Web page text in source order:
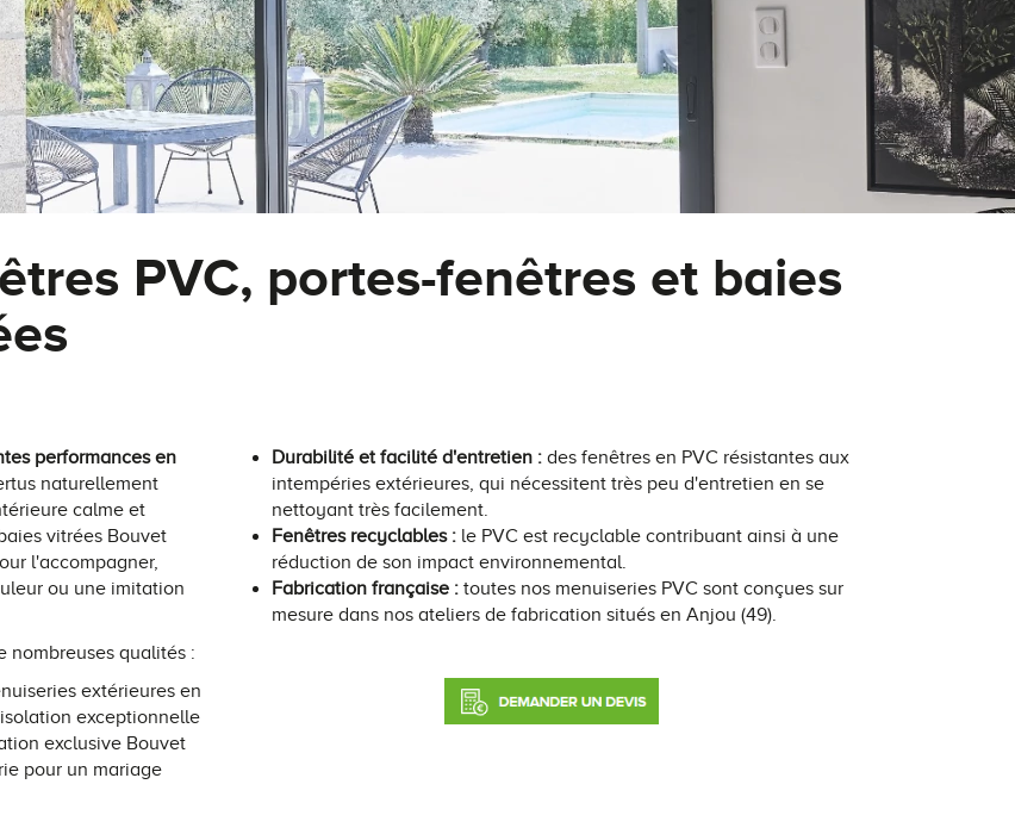
PVC, portes-fenêtres et baies
performances en
naturellement
calme et
vitrées Bouvet
l'accompagner,
ou une imitation
nombreuses qualités :
extérieures en
exceptionnelle
exclusive Bouvet
pour un mariage
Durabilité et facilité d'entretien : des fenêtres en PVC résistantes aux
intempéries extérieures, qui nécessitent très peu d'entretien en se
nettoyant très facilement.
Fenêtres recyclables : le PVC est recyclable contribuant ainsi à une
réduction de son impact environnemental.
Fabrication française : toutes nos menuiseries PVC sont conçues sur
mesure dans nos ateliers de fabrication situés en Anjou (49).